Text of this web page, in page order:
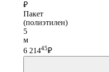
₽
Пакет
(полиэтилен)
5
м
6 21445₽